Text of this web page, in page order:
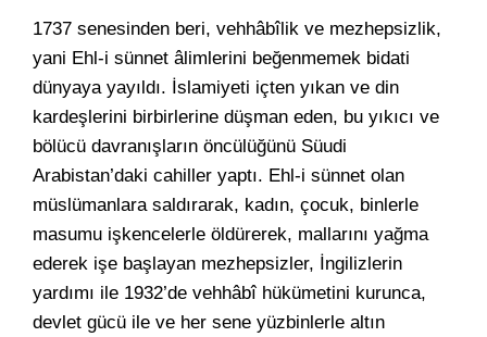
1737 senesinden beri, vehhâbîlik ve mezhepsizlik,
yani Ehl-i sünnet âlimlerini beğenmemek bidati
dünyaya yayıldı. İslamiyeti içten yıkan ve din
kardeşlerini birbirlerine düşman eden, bu yıkıcı ve
bölücü davranışların öncülüğünü Süudi
Arabistan’daki cahiller yaptı. Ehl-i sünnet olan
müslümanlara saldırarak, kadın, çocuk, binlerle
masumu işkencelerle öldürerek, mallarını yağma
ederek işe başlayan mezhepsizler, İngilizlerin
yardımı ile 1932’de vehhâbî hükümetini kurunca,
devlet gücü ile ve her sene yüzbinlerle altın